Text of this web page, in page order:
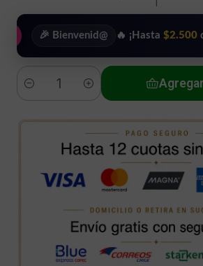
🎉 Bienvenid@ 🔥 ¡Hasta $2.500de
Cantidad